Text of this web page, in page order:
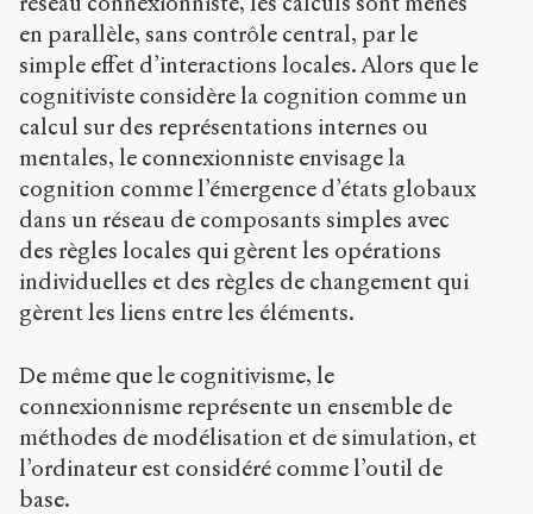
en parallèle, sans contrôle central, par le
simple effet d’interactions locales. Alors que le
cognitiviste considère la cognition comme un
calcul sur des représentations internes ou
mentales, le connexionniste envisage la
cognition comme l’émergence d’états globaux
dans un réseau de composants simples avec
des règles locales qui gèrent les opérations
individuelles et des règles de changement qui
gèrent les liens entre les éléments.
De même que le cognitivisme, le
connexionnisme représente un ensemble de
méthodes de modélisation et de simulation, et
l’ordinateur est considéré comme l’outil de
base.